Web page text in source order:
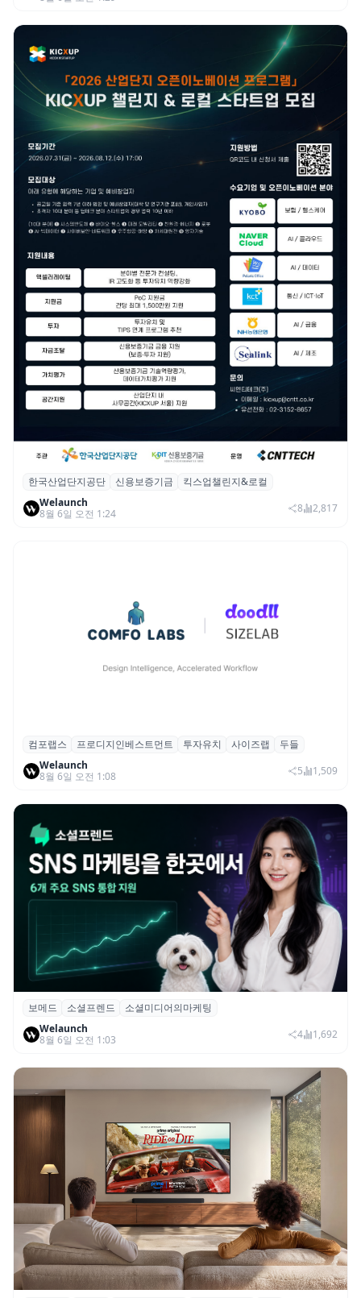
산단공·신보, 2026 ‘킥스업 챌린지&로컬’ 참
여 스타트업 모집
한국산업단지공단 신용보증기금
킥스업챌린지&로컬
Welaunch
8월 6일 오전 1:24
8 2,817
컴포랩스, 프로디지인베스트먼트로부터 시
드 투자 유치
컴포랩스 프로디지인베스트먼트 투자유치 사이즈랩
두들
Welaunch
8월 6일 오전 1:08
5 1,509
보메드 ‘소셜프렌드’, 유튜브·인스타 등 6개
SNS 마케팅 통합 지원
보메드 소셜프렌드
소셜미디어의마케팅
Welaunch
8월 6일 오전 1:03
4 1,692